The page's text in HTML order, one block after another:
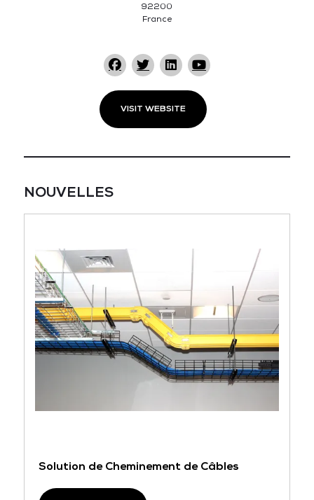
92200
France
VISIT WEBSITE
NOUVELLES
Solution de Cheminement de Câbles